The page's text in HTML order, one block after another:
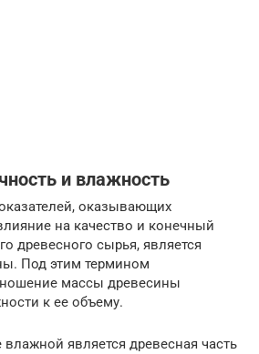
и влажность
оказывающих
на качество и конечный
древесного сырья, является
Под этим термином
массы древесины
к ее объему.
является древесная часть